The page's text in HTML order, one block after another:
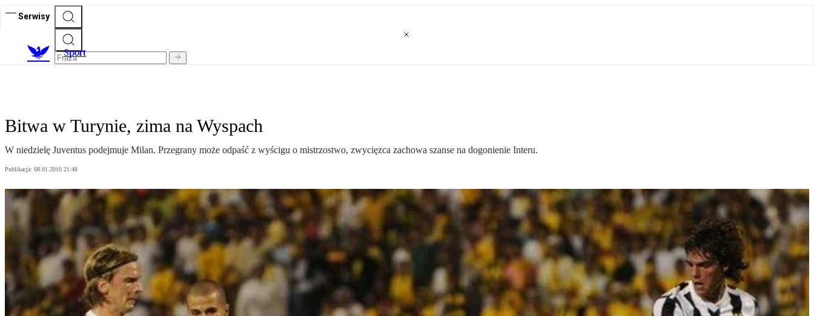
Serwisy
Sport
Bitwa w Turynie, zima na Wyspach
W niedzielę Juventus podejmuje Milan. Przegrany może odpaść z wyścigu o mistrzostwo, zwycięzca zachowa szanse na dogonienie Interu.
Publikacja: 08.01.2010 21:48